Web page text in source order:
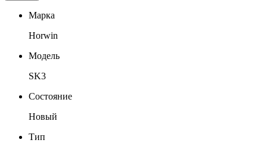
Марка
Horwin
Модель
SK3
Состояние
Новый
Тип